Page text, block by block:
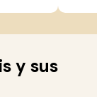
y sus